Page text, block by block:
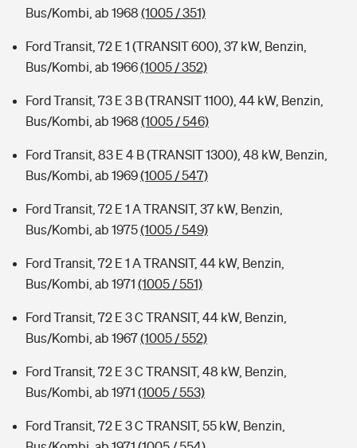
Bus/Kombi, ab 1968 (1005 / 351)
Ford Transit, 72 E 1 (TRANSIT 600), 37 kW, Benzin,
Bus/Kombi, ab 1966(1005 / 352)
Ford Transit, 73 E 3 B (TRANSIT 1100), 44 kW, Benzin,
Bus/Kombi, ab 1968 (1005 / 546)
Ford Transit, 83 E 4 B (TRANSIT 1300), 48 kW, Benzin,
Bus/Kombi, ab 1969(1005 / 547)
Ford Transit, 72 E 1 A TRANSIT, 37 kW, Benzin,
Bus/Kombi, ab 1975(1005 / 549)
Ford Transit, 72 E 1 A TRANSIT, 44 kW, Benzin,
Bus/Kombi, ab 1971 (1005 / 551)
Ford Transit, 72 E 3 C TRANSIT, 44 kW, Benzin,
Bus/Kombi, ab 1967(1005 / 552)
Ford Transit, 72 E 3 C TRANSIT, 48 kW, Benzin,
Bus/Kombi, ab 1971 (1005 / 553)
Ford Transit, 72 E 3 C TRANSIT, 55 kW, Benzin,